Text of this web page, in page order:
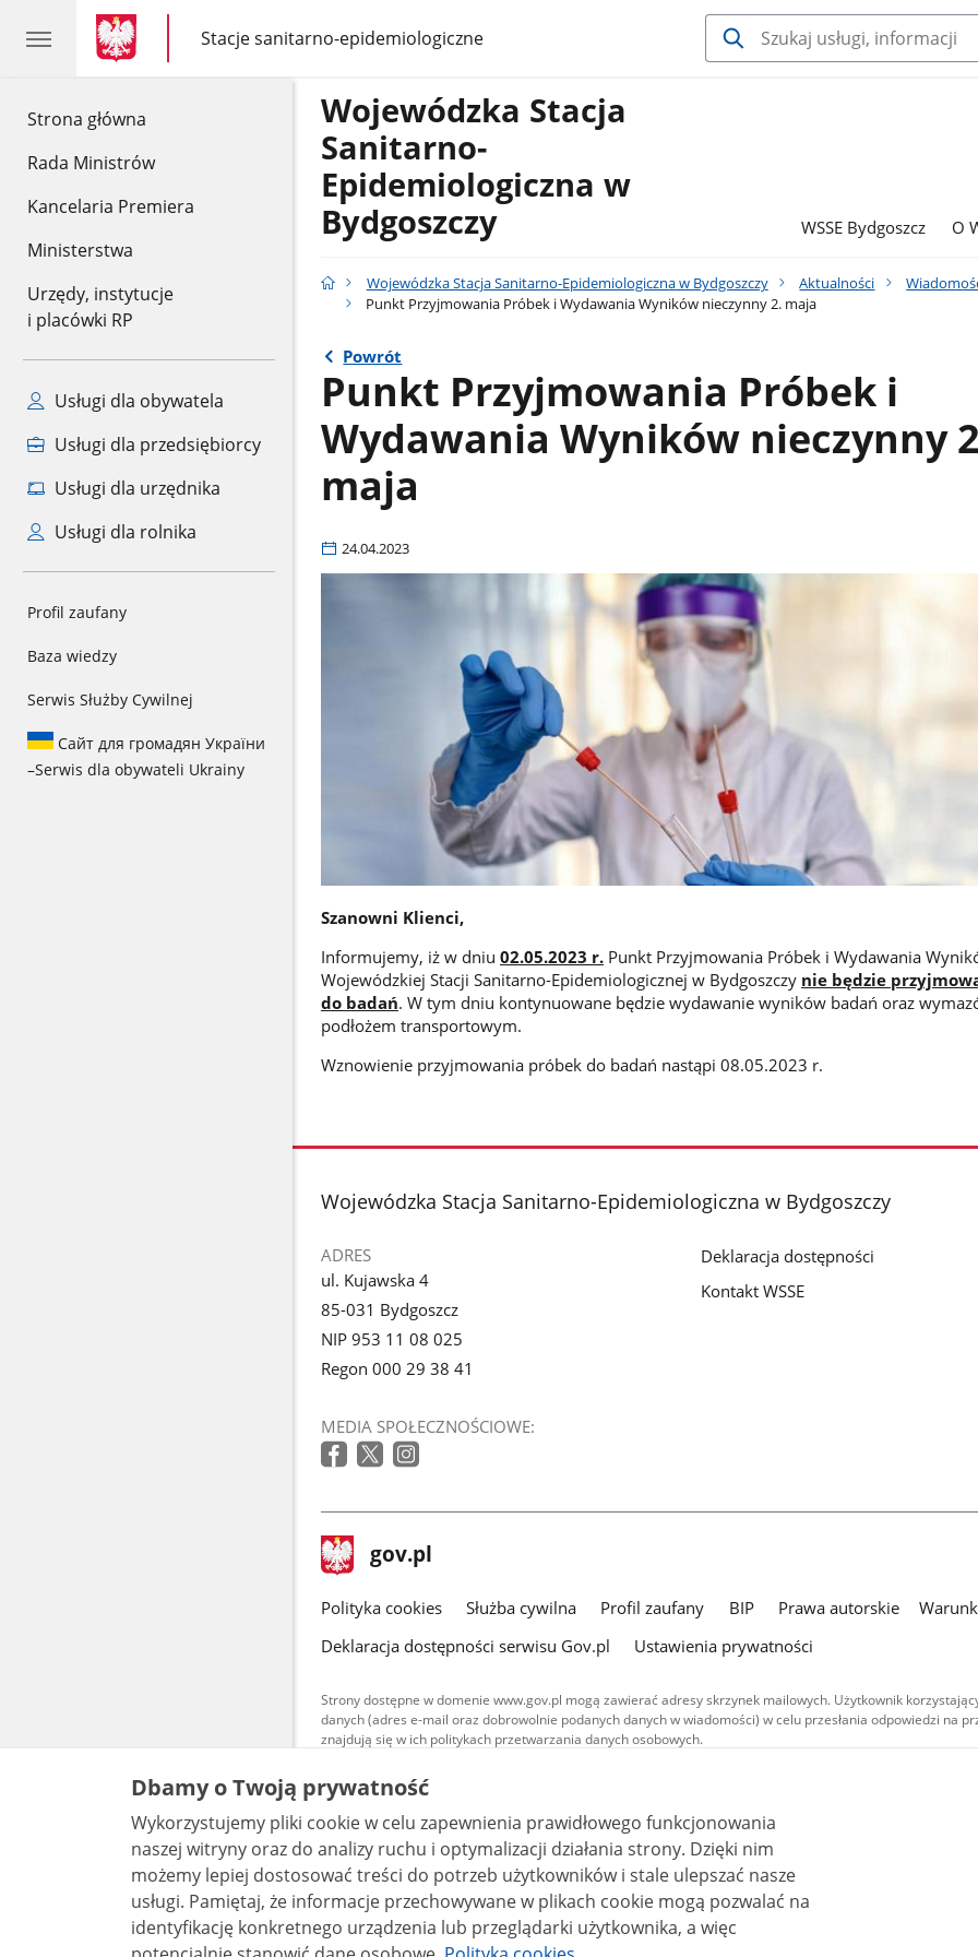
Strona główna
Rada Ministrów
Kancelaria Premiera
Ministerstwa
Urzędy, instytucje
i placówki RP
Usługi dla obywatela
Usługi dla przedsiębiorcy
Usługi dla urzędnika
Usługi dla rolnika
Profil zaufany
Baza wiedzy
Serwis Służby Cywilnej
Сайт для громадян України
–Serwis dla obywateli Ukrainy
gov.pl
gov.pl
Stacje sanitarno-epidemiologiczne
gov.pl
Stacje
sanitarno-
epidemiologiczne
Wojewódzka Stacja
Sanitarno-
Epidemiologiczna w
Bydgoszczy
WSSE Bydgoszcz O
Wojewódzka Stacja Sanitarno-Epidemiologiczna w Bydgoszczy Aktualności
Punkt Przyjmowania Próbek i Wydawania Wyników nieczynny 2. maja
Powrót
Punkt Przyjmowania Próbek i
Wydawania Wyników nieczynny
maja
24.04.2023
Szanowni Klienci,
Informujemy, iż w dniu 02.05.2023 r.Punkt Przyjmowania Próbek i Wydawania
Wojewódzkiej Stacji Sanitarno-Epidemiologicznej w Bydgoszczy nie będzie
do badań. W tym dniu kontynuowane będzie wydawanie wyników badań oraz
podłożem transportowym.
Wznowienie przyjmowania próbek do badań nastąpi 08.05.2023 r.
stopka
Wojewódzka Stacja Sanitarno-Epidemiologiczna w Bydgoszczy
ADRES
ul. Kujawska 4
85-031 Bydgoszcz
NIP 953 11 08 025
Regon 000 29 38 41
MEDIA SPOŁECZNOŚCIOWE:
Deklaracja dostępności
Kontakt WSSE
stopka
gov.pl Strona
gov.pl
gov.pl
Polityka cookies Służba cywilna Profil zaufany BIP Prawa autorskie
Deklaracja dostępności serwisu Gov.pl
Ustawienia prywatności
Strony dostępne w domenie www.gov.pl mogą zawierać adresy skrzynek mailowych. Użytkownik
danych (adres e-mail oraz dobrowolnie podanych danych w wiadomości) w celu przesłania odpowiedzi na
znajdują się w ich politykach przetwarzania danych osobowych.
Treści tekstowe publikowane w serwisie (z wyłączeniem treści audiowizualnych), są
udostępniane na licencji typu Creative Commons: uznanie autorstwa - na tych samych
warunkach 4.0 (CC BY-SA 4.0). Materiały audiowizualne, w tym zdjęcia, materiały audio i
są udostępniane na licencji typu Creative Commons: uznanie autorstwa użycie niekomercyjne
bez utworów zależnych 4.0 (CC BY-NC-ND 4.0), o ile nie jest to stwierdzone inaczej.
Dbamy o Twoją prywatność
Wykorzystujemy pliki cookie w celu zapewnienia prawidłowego funkcjonowania
naszej witryny oraz do analizy ruchu i optymalizacji działania strony. Dzięki nim
możemy lepiej dostosować treści do potrzeb użytkowników i stale ulepszać nasze
usługi. Pamiętaj, że informacje przechowywane w plikach cookie mogą pozwalać na
identyfikację konkretnego urządzenia lub przeglądarki użytkownika, a więc